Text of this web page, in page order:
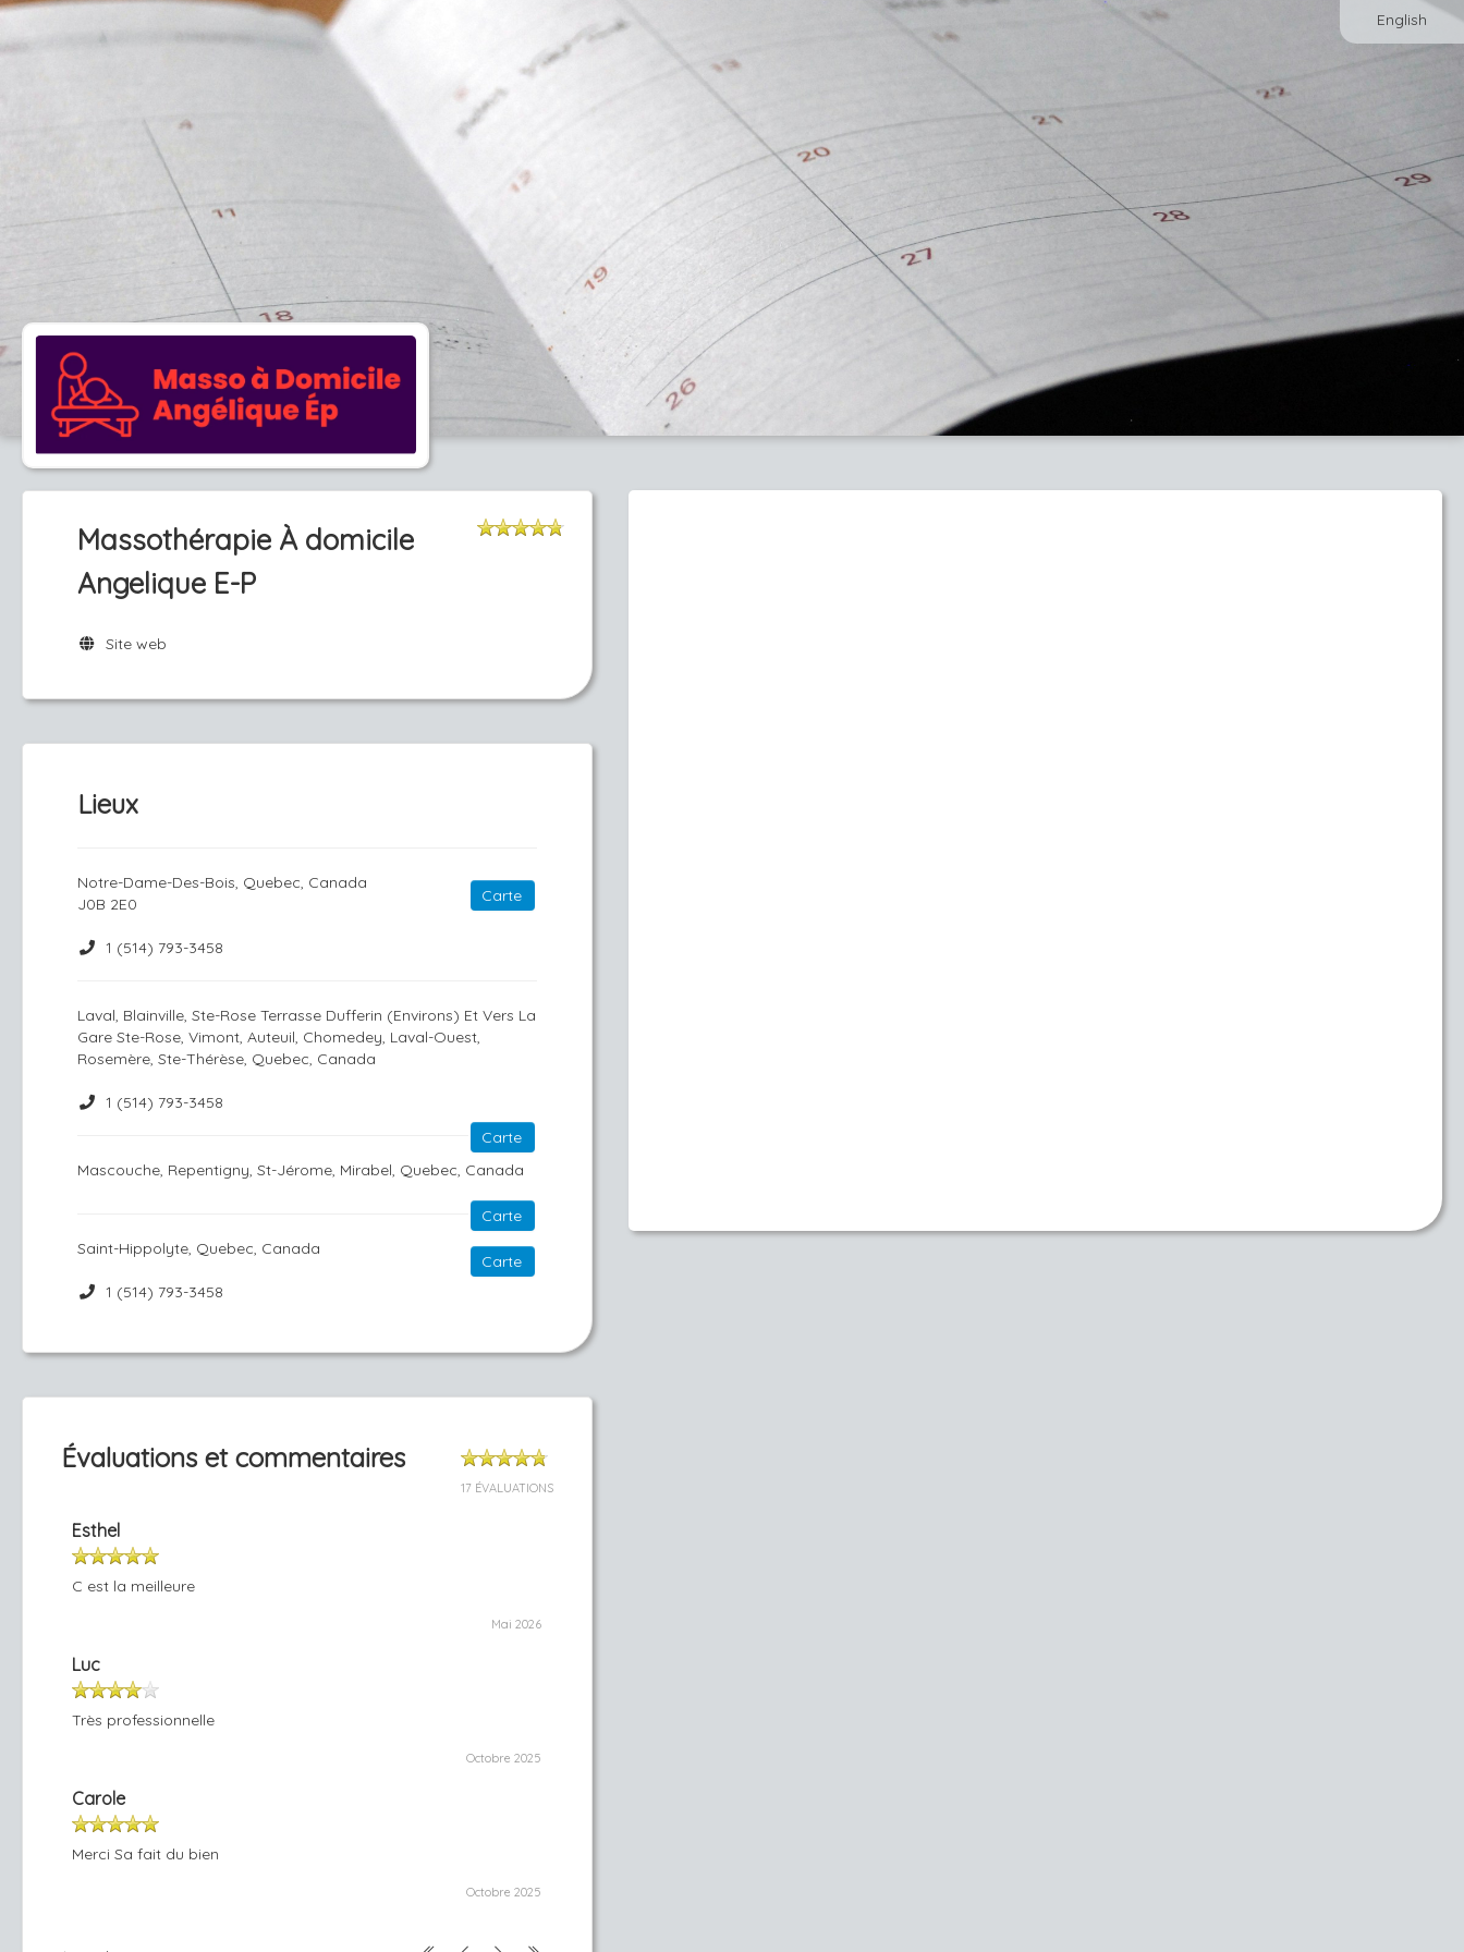
English
Massothérapie À domicile
Angelique E-P
Site web
Lieux
Notre-Dame-Des-Bois, Quebec, Canada
J0B 2E0
1 (514) 793-3458
Carte
Laval, Blainville, Ste-Rose Terrasse Dufferin (Environs) Et Vers La
Gare Ste-Rose, Vimont, Auteuil, Chomedey, Laval-Ouest,
Rosemère, Ste-Thérèse, Quebec, Canada
1 (514) 793-3458
Carte
Mascouche, Repentigny, St-Jérome, Mirabel, Quebec, Canada
Carte
Saint-Hippolyte, Quebec, Canada
1 (514) 793-3458
Carte
Évaluations et commentaires
17 ÉVALUATIONS
Esthel
C est la meilleure
Mai 2026
Luc
Très professionnelle
Octobre 2025
Carole
Merci Sa fait du bien
Octobre 2025